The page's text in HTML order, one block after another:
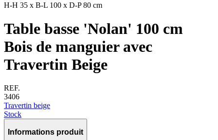
H-H 35 x B-L 100 x D-P80 cm
Table basse 'Nolan' 100 cm
Bois de manguier avec
Travertin Beige
REF.
3406
Travertin beige
Stock
Informations produit